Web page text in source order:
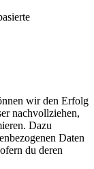
wir den Erfolg
nachvollziehen,
Dazu
Daten
du deren